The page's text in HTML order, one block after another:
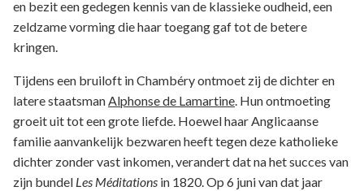
en bezit een gedegen kennis van de klassieke oudheid, een
zeldzame vorming die haar toegang gaf tot de betere
kringen.
Tijdens een bruiloft in Chambéry ontmoet zij de dichter en
latere staatsman Alphonse de Lamartine . Hun ontmoeting
groeit uit tot een grote liefde. Hoewel haar Anglicaanse
familie aanvankelijk bezwaren heeft tegen deze katholieke
dichter zonder vast inkomen, verandert dat na het succes van
zijn bundel Les Méditations in 1820. Op 6 juni van dat jaar